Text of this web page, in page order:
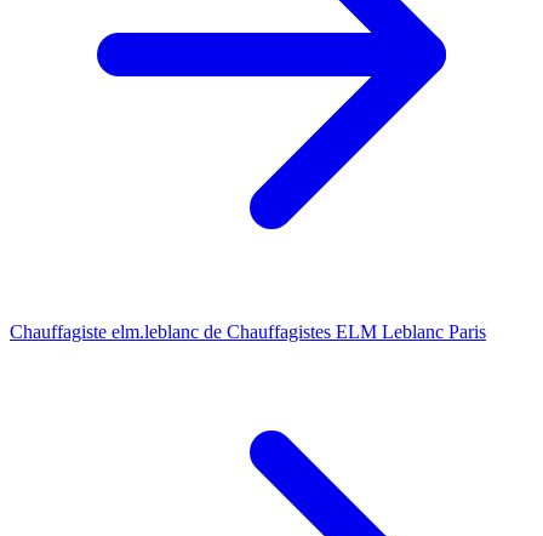
Chauffagiste elm.leblanc de Chauffagistes ELM Leblanc Paris